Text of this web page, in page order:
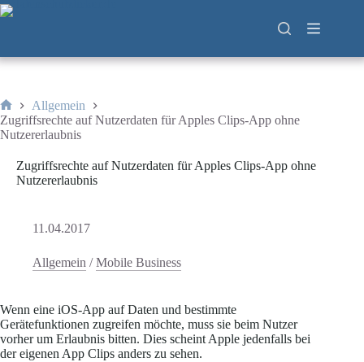
Zum
Inhalt
Start
Allgemein
Zugriffsrechte auf Nutzerdaten für Apples Clips-App ohne
Nutzererlaubnis
Zugriffsrechte auf Nutzerdaten für Apples Clips-App ohne
Nutzererlaubnis
11.04.2017
Allgemein /Mobile Business
Wenn eine iOS-App auf Daten und bestimmte
Gerätefunktionen zugreifen möchte, muss sie beim Nutzer
vorher um Erlaubnis bitten. Dies scheint Apple jedenfalls bei
der eigenen App Clips anders zu sehen.